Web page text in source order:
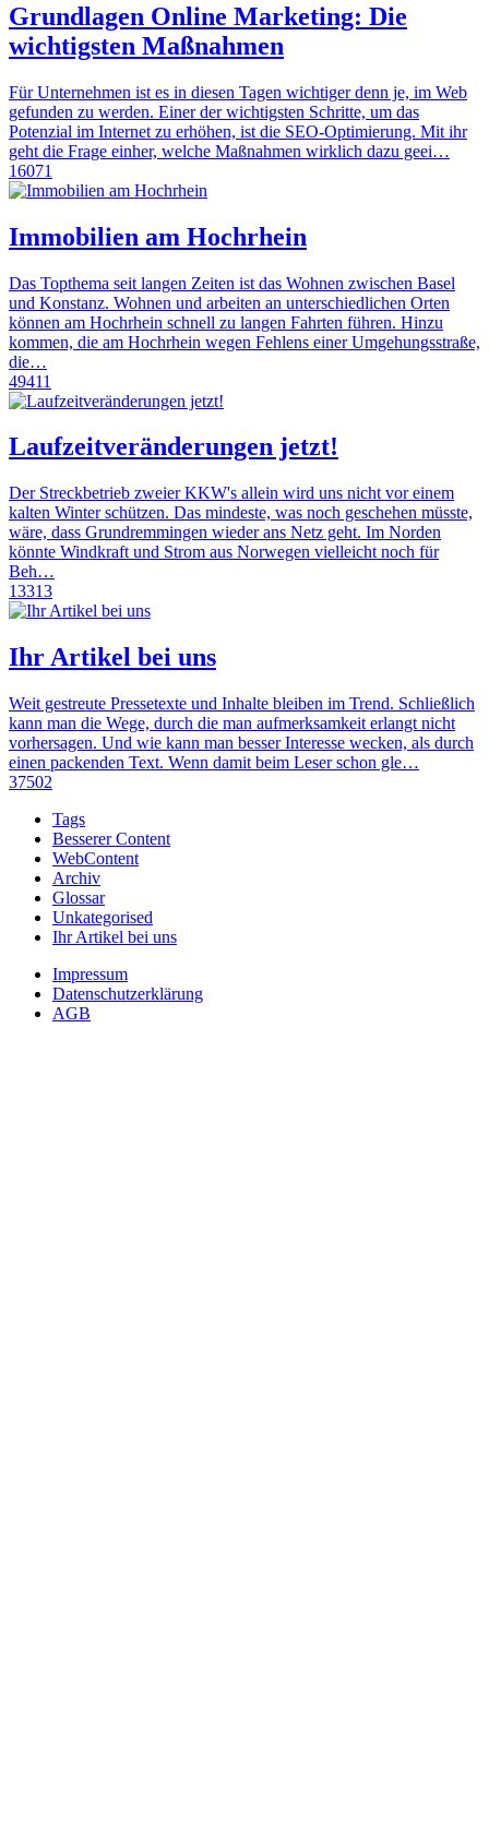
Grundlagen Online Marketing: Die
wichtigsten Maßnahmen
Für Unternehmen ist es in diesen Tagen wichtiger denn je, im Web
gefunden zu werden. Einer der wichtigsten Schritte, um das
Potenzial im Internet zu erhöhen, ist die SEO-Optimierung. Mit ihr
geht die Frage einher, welche Maßnahmen wirklich dazu geei…
16071
Immobilien am Hochrhein
Das Topthema seit langen Zeiten ist das Wohnen zwischen Basel
und Konstanz. Wohnen und arbeiten an unterschiedlichen Orten
können am Hochrhein schnell zu langen Fahrten führen. Hinzu
kommen, die am Hochrhein wegen Fehlens einer Umgehungsstraße,
die…
49411
Laufzeitveränderungen jetzt!
Der Streckbetrieb zweier KKW's allein wird uns nicht vor einem
kalten Winter schützen. Das mindeste, was noch geschehen müsste,
wäre, dass Grundremmingen wieder ans Netz geht. Im Norden
könnte Windkraft und Strom aus Norwegen vielleicht noch für
Beh…
13313
Ihr Artikel bei uns
Weit gestreute Pressetexte und Inhalte bleiben im Trend. Schließlich
kann man die Wege, durch die man aufmerksamkeit erlangt nicht
vorhersagen. Und wie kann man besser Interesse wecken, als durch
einen packenden Text. Wenn damit beim Leser schon gle…
37502
Tags
Besserer Content
WebContent
Archiv
Glossar
Unkategorised
Ihr Artikel bei uns
Impressum
Datenschutzerklärung
AGB